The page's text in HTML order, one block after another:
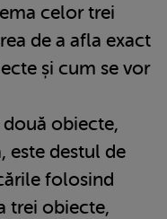
celor trei
de a afla exact
și cum se vor
obiecte,
este destul de
folosind
trei obiecte,